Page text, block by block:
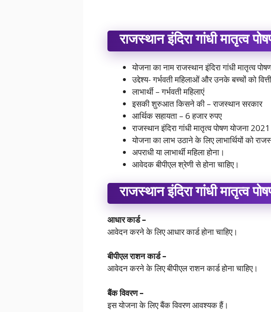
राजस्थान इंदिरा गांधी मातृत्व
योजना का नाम राजस्थान इंदिरा गांधी मातृत्व
उद्देश्य- गर्भवती महिलाओं और उनके बच्चों को
लाभार्थी – गर्भवती महिलाएं
इसकी शुरुआत किसने की – राजस्थान सरकार
आर्थिक सहायता – 6 हजार रुपए
राजस्थान इंदिरा गांधी मातृत्व पोषण योजना
योजना का लाभ उठाने के लिए लाभार्थियों को
अपराधी या लाभार्थी महिला होना।
आवेदक बीपीएल श्रेणी से होना चाहिए।
राजस्थान इंदिरा गांधी मातृत्व
आधार कार्ड –
आवेदन करने के लिए आधार कार्ड होना चाहिए।
बीपीएल राशन कार्ड –
आवेदन करने के लिए बीपीएल राशन कार्ड होना चाहिए।
बैंक विवरण –
इस योजना के लिए बैंक विवरण आवश्यक हैं।